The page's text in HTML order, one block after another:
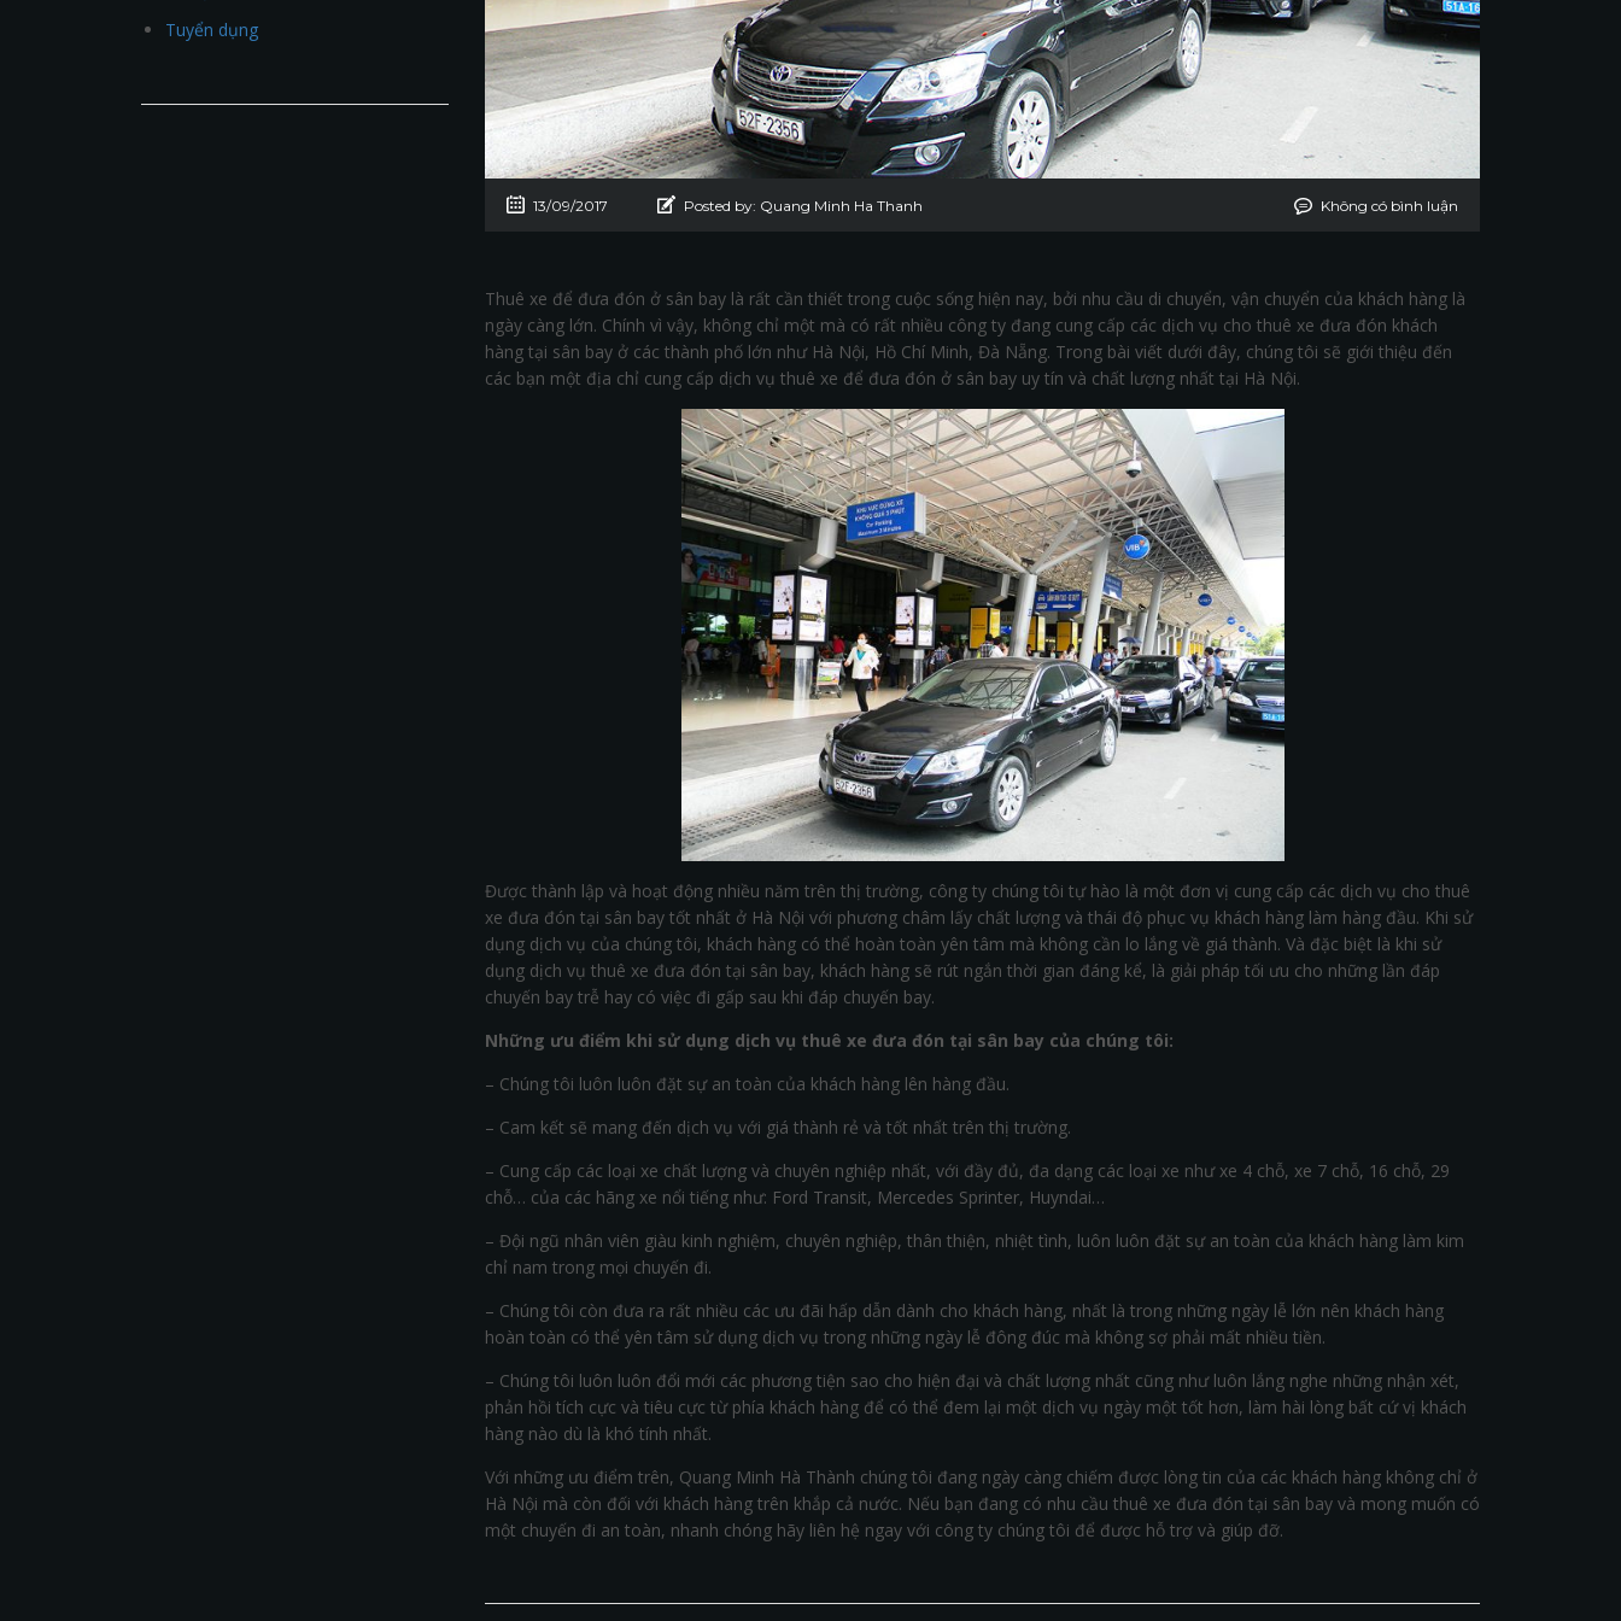
13/09/2017 Posted by: Quang Minh Ha Thanh Không có bình luận
Thuê xe để đưa đón ở sân bay là rất cần thiết trong cuộc sống hiện nay, bởi nhu cầu di chuyển, vận chuyển của khách hàng là
ngày càng lớn. Chính vì vậy, không chỉ một mà có rất nhiều công ty đang cung cấp các dịch vụ cho thuê xe đưa đón khách
hàng tại sân bay ở các thành phố lớn như Hà Nội, Hồ Chí Minh, Đà Nẵng. Trong bài viết dưới đây, chúng tôi sẽ giới thiệu đến
các bạn một địa chỉ cung cấp dịch vụ thuê xe để đưa đón ở sân bay uy tín và chất lượng nhất tại Hà Nội.
Được thành lập và hoạt động nhiều năm trên thị trường, công ty chúng tôi tự hào là một đơn vị cung cấp các dịch vụ cho thuê
xe đưa đón tại sân bay tốt nhất ở Hà Nội với phương châm lấy chất lượng và thái độ phục vụ khách hàng làm hàng đầu. Khi sử
dụng dịch vụ của chúng tôi, khách hàng có thể hoàn toàn yên tâm mà không cần lo lắng về giá thành. Và đặc biệt là khi sử
dụng dịch vụ thuê xe đưa đón tại sân bay, khách hàng sẽ rút ngắn thời gian đáng kể, là giải pháp tối ưu cho những lần đáp
chuyến bay trễ hay có việc đi gấp sau khi đáp chuyến bay.
Những ưu điểm khi sử dụng dịch vụ thuê xe đưa đón tại sân bay của chúng tôi:
– Chúng tôi luôn luôn đặt sự an toàn của khách hàng lên hàng đầu.
– Cam kết sẽ mang đến dịch vụ với giá thành rẻ và tốt nhất trên thị trường.
– Cung cấp các loại xe chất lượng và chuyên nghiệp nhất, với đầy đủ, đa dạng các loại xe như xe 4 chỗ, xe 7 chỗ, 16 chỗ, 29
chỗ… của các hãng xe nổi tiếng như: Ford Transit, Mercedes Sprinter, Huyndai…
– Đội ngũ nhân viên giàu kinh nghiệm, chuyên nghiệp, thân thiện, nhiệt tình, luôn luôn đặt sự an toàn của khách hàng làm kim
chỉ nam trong mọi chuyến đi.
– Chúng tôi còn đưa ra rất nhiều các ưu đãi hấp dẫn dành cho khách hàng, nhất là trong những ngày lễ lớn nên khách hàng
hoàn toàn có thể yên tâm sử dụng dịch vụ trong những ngày lễ đông đúc mà không sợ phải mất nhiều tiền.
– Chúng tôi luôn luôn đổi mới các phương tiện sao cho hiện đại và chất lượng nhất cũng như luôn lắng nghe những nhận xét,
phản hồi tích cực và tiêu cực từ phía khách hàng để có thể đem lại một dịch vụ ngày một tốt hơn, làm hài lòng bất cứ vị khách
hàng nào dù là khó tính nhất.
Với những ưu điểm trên, Quang Minh Hà Thành chúng tôi đang ngày càng chiếm được lòng tin của các khách hàng không chỉ ở
Hà Nội mà còn đối với khách hàng trên khắp cả nước. Nếu bạn đang có nhu cầu thuê xe đưa đón tại sân bay và mong muốn có
một chuyến đi an toàn, nhanh chóng hãy liên hệ ngay với công ty chúng tôi để được hỗ trợ và giúp đỡ.
Tuyển dụng